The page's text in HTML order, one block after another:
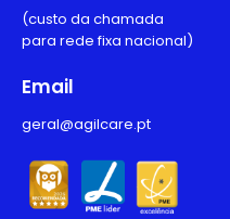
(custo da chamada
para rede fixa nacional)
Email
geral@agilcare.pt